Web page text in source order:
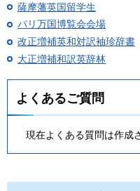
薩摩藩英国留学生
パリ万国博覧会会場
改正増補英和対訳袖珍辞書
大正増補和訳英辞林
よくあるご質問
現在よくある質問は作成